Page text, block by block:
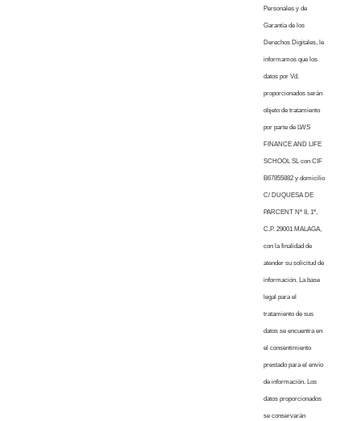
Personales y de
Garantía de los
Derechos Digitales, le
informamos que los
datos por Vd.
proporcionados serán
objeto de tratamiento
por parte de LWS
FINANCE AND LIFE
SCHOOL SL con CIF
B67855882 y domicilio
C/ DUQUESA DE
PARCENT Nº 8, 1º,
C.P. 29001 MALAGA,
con la finalidad de
atender su solicitud de
información. La base
legal para el
tratamiento de sus
datos se encuentra en
el consentimiento
prestado para el envío
de información. Los
datos proporcionados
se conservarán